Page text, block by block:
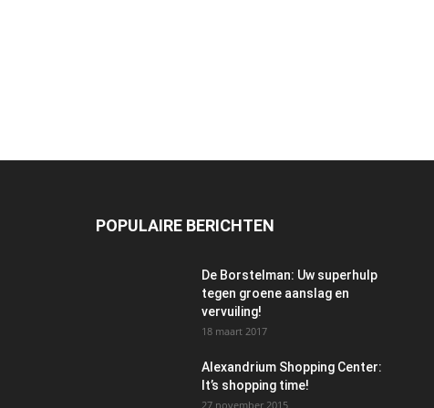
POPULAIRE BERICHTEN
De Borstelman: Uw superhulp
tegen groene aanslag en
vervuiling!
18 maart 2017
Alexandrium Shopping Center:
It’s shopping time!
27 november 2015